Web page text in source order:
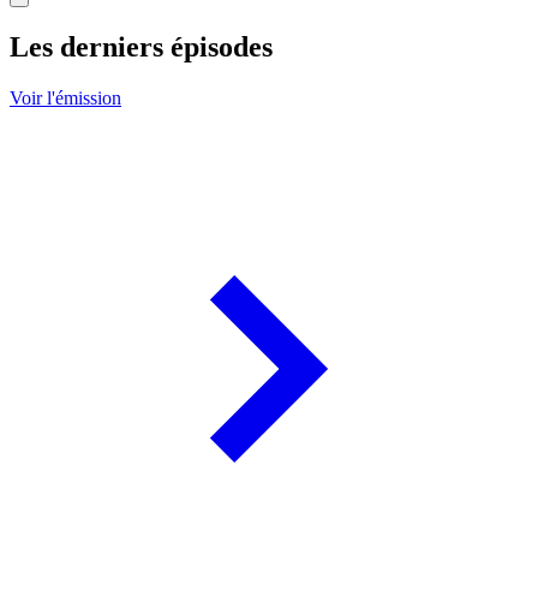
Les derniers épisodes
Voir l'émission